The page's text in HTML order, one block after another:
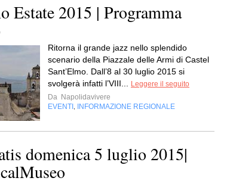
Estate 2015 | Programma
Ritorna il grande jazz nello splendido
scenario della Piazzale delle Armi di Castel
Sant’Elmo. Dall’8 al 30 luglio 2015 si
svolgerà infatti l’VIII...
Leggere il seguito
Da Napolidavivere
EVENTI
INFORMAZIONE REGIONALE
domenica 5 luglio 2015|